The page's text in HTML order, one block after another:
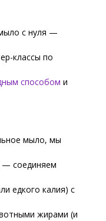
с нуля —
классы по
способом и
мыло, мы
— соединяем
едкого калия) с
жирами (и